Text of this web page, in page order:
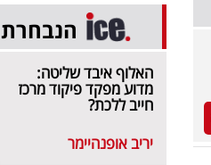
הנבחרת
האלוף איבד שליטה:
מדוע מפקד פיקוד מרכז
חייב ללכת?
יריב אופנהיימר